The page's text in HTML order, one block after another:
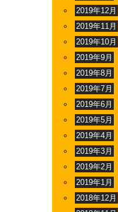
2019年12月
2019年11月
2019年10月
2019年9月
2019年8月
2019年7月
2019年6月
2019年5月
2019年4月
2019年3月
2019年2月
2019年1月
2018年12月